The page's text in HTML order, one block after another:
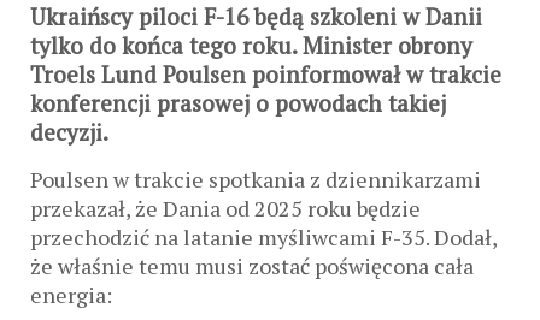
Ukraińscy piloci F-16 będą szkoleni w Danii
tylko do końca tego roku. Minister obrony
Troels Lund Poulsen poinformował w trakcie
konferencji prasowej o powodach takiej
decyzji.
Poulsen w trakcie spotkania z dziennikarzami
przekazał, że Dania od 2025 roku będzie
przechodzić na latanie myśliwcami F-35. Dodał,
że właśnie temu musi zostać poświęcona cała
energia: